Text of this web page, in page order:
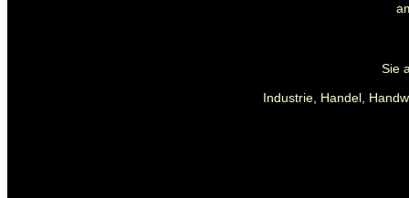
Sie
Industrie, Handel,